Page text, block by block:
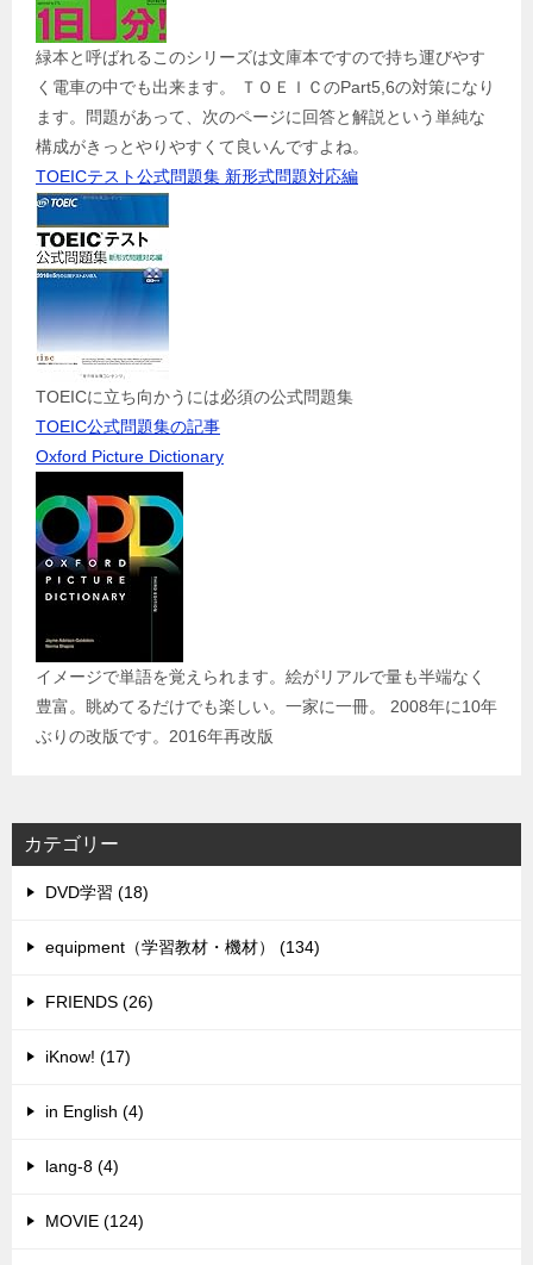
緑本と呼ばれるこのシリーズは文庫本ですので持ち運びやす
く電車の中でも出来ます。 ＴＯＥＩＣのPart5,6の対策になり
ます。問題があって、次のページに回答と解説という単純な
構成がきっとやりやすくて良いんですよね。
TOEICテスト公式問題集 新形式問題対応編
TOEICに立ち向かうには必須の公式問題集
TOEIC公式問題集の記事
Oxford Picture Dictionary
イメージで単語を覚えられます。絵がリアルで量も半端なく
豊富。眺めてるだけでも楽しい。一家に一冊。 2008年に10年
ぶりの改版です。2016年再改版
カテゴリー
DVD学習 (18)
equipment（学習教材・機材） (134)
FRIENDS (26)
iKnow! (17)
in English (4)
lang-8 (4)
MOVIE (124)